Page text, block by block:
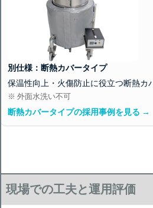
別仕様：断熱カバータイプ
保温性向上・火傷防止に役立つ断熱カ
※ 外面水洗い不可
断熱カバータイプの採用事例を見る →
現場での工夫と運用評価